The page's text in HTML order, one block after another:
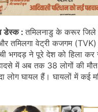
डेस्क :तमिलनाडु के करूर जिले
तमिलगा वेट्री कजगम
भगदड़ ने पूरे देश को हिला कर
हादसे में अब तक 38 लोगों की
लोग घायल हैं। घायलों में कई